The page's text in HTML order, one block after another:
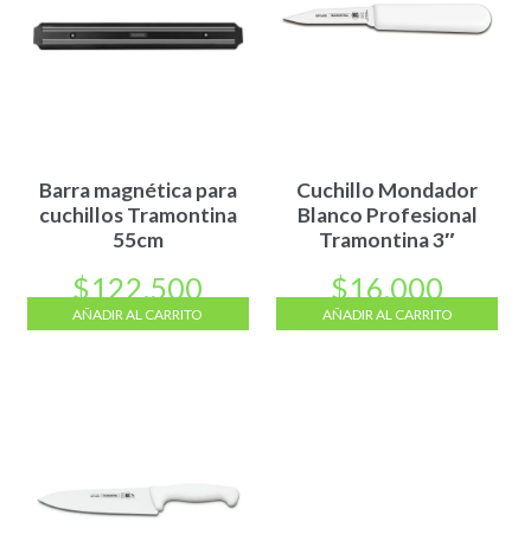
Barra magnética para
cuchillos Tramontina
55cm
$122.500
AÑADIR AL CARRITO
Cuchillo Mondador
Blanco Profesional
Tramontina 3″
$16.000
AÑADIR AL CARRITO